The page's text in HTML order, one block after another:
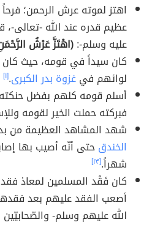
اهتز لموته عرش الرحمن؛
عظيم قدره عند الله -تعالى-
عليه وسلم-:(اهْتَزَّ عَرْشُ
كان سيداً في قومه، حيث
لوائهم فيغزوة بدر الكبرى.[١]
أسلم قومه كلهم بفضل
فبركته حملت الخير لقومه
شهد المشاهد العظيمة من
الخندقحتى أنّه أصيب بها
شهراً.[١٣]
كان فَقْد المسلمين لمعاذ
أصعب الفقد عليهم بعد
الله عليهم وسلم- والصّحابيّين